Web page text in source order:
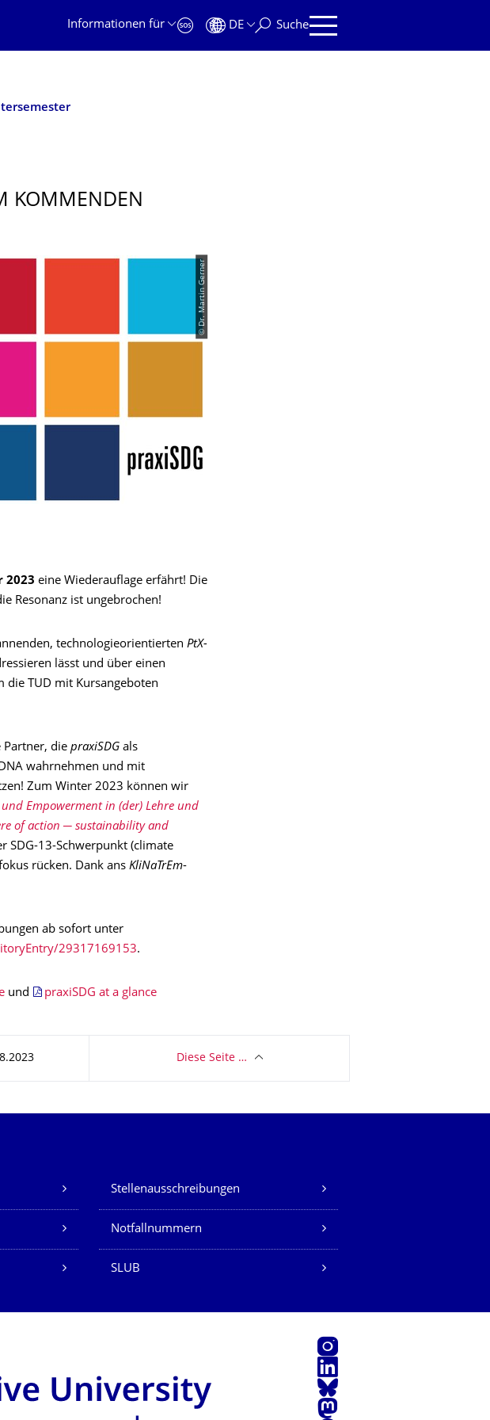
Informationen für
DE Suche
KOMMENDEN
© Dr. Martin Gerner
2023 eine Wiederauflage erfährt! Die
Resonanz ist ungebrochen!
technologieorientierten PtX-
lässt und über einen
die TUD mit Kursangeboten
die praxiSDG als
wahrnehmen und mit
Zum Winter 2023 können wir
Empowerment in (der) Lehre und
of action ─ sustainability and
SDG-13-Schwerpunkt (climate
rücken. Dank ans KliNaTrEm-
ab sofort unter
29317169153.
und praxiSDG at a glance
Diese Seite …
Stellenausschreibungen
Notfallnummern
SLUB
Instagram
LinkedIn
Bluesky
Mastodon